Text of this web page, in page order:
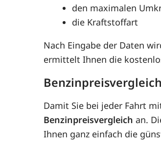
den maximalen
die Kraftstoffart
Nach Eingabe der Daten
ermittelt Ihnen die
Damit Sie bei jeder Fahrt
Benzinpreisvergleich an.
Ihnen ganz einfach die